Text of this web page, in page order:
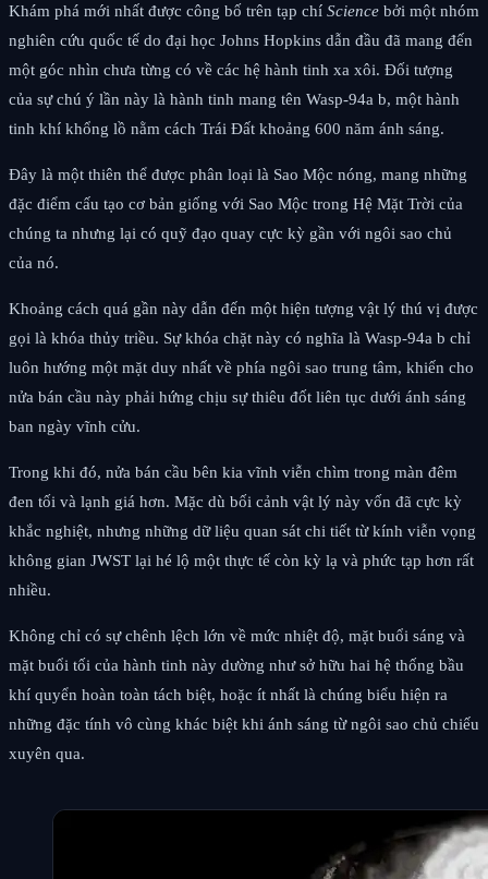
Khám phá mới nhất được công bố trên tạp chí Science bởi một nhóm
nghiên cứu quốc tế do đại học Johns Hopkins dẫn đầu đã mang đến
một góc nhìn chưa từng có về các hệ hành tinh xa xôi. Đối tượng
của sự chú ý lần này là hành tinh mang tên Wasp-94a b, một hành
tinh khí khổng lồ nằm cách Trái Đất khoảng 600 năm ánh sáng.
Đây là một thiên thể được phân loại là Sao Mộc nóng, mang những
đặc điểm cấu tạo cơ bản giống với Sao Mộc trong Hệ Mặt Trời của
chúng ta nhưng lại có quỹ đạo quay cực kỳ gần với ngôi sao chủ
của nó.
Khoảng cách quá gần này dẫn đến một hiện tượng vật lý thú vị được
gọi là khóa thủy triều. Sự khóa chặt này có nghĩa là Wasp-94a b chỉ
luôn hướng một mặt duy nhất về phía ngôi sao trung tâm, khiến cho
nửa bán cầu này phải hứng chịu sự thiêu đốt liên tục dưới ánh sáng
ban ngày vĩnh cửu.
Trong khi đó, nửa bán cầu bên kia vĩnh viễn chìm trong màn đêm
đen tối và lạnh giá hơn. Mặc dù bối cảnh vật lý này vốn đã cực kỳ
khắc nghiệt, nhưng những dữ liệu quan sát chi tiết từ kính viễn vọng
không gian JWST lại hé lộ một thực tế còn kỳ lạ và phức tạp hơn rất
nhiều.
Không chỉ có sự chênh lệch lớn về mức nhiệt độ, mặt buổi sáng và
mặt buổi tối của hành tinh này dường như sở hữu hai hệ thống bầu
khí quyển hoàn toàn tách biệt, hoặc ít nhất là chúng biểu hiện ra
những đặc tính vô cùng khác biệt khi ánh sáng từ ngôi sao chủ chiếu
xuyên qua.